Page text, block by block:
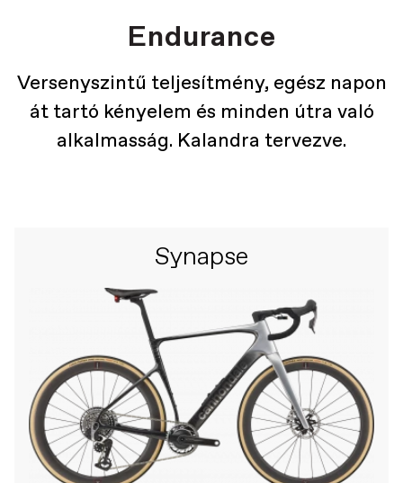
Endurance
Versenyszintű teljesítmény, egész napon
át tartó kényelem és minden útra való
alkalmasság. Kalandra tervezve.
Synapse